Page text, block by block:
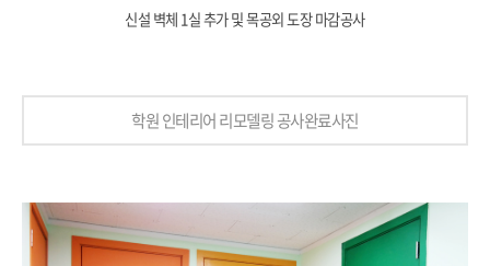
신설 벽체 1실 추가 및 목공외 도장 마감공사
학원 인테리어 리모델링 공사완료사진